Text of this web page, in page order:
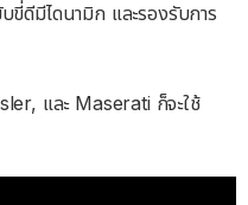
ขี่ดีมีไดนามิก และรองรับการ
และ Maserati ก็จะใช้